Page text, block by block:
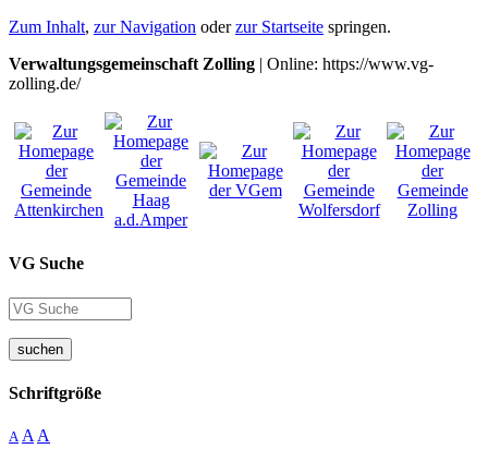
Zum Inhalt, zur Navigation oderzur Startseite springen.
Verwaltungsgemeinschaft Zolling | Online: https://www.vg-
zolling.de/
VG Suche
suchen
Schriftgröße
A A A